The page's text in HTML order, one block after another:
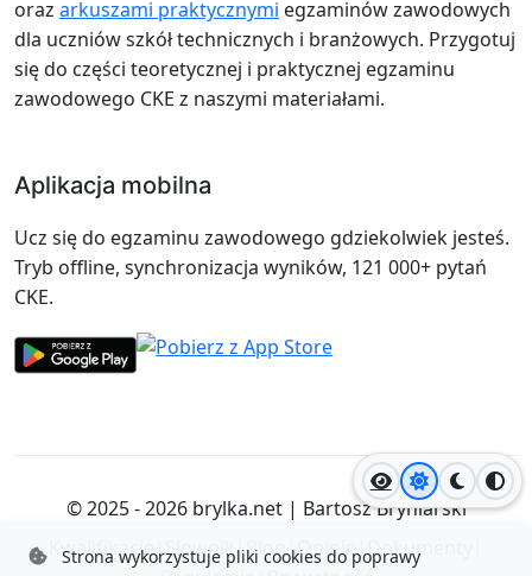
Jasny motyw
Ciemny
oraz arkuszami praktycznymi egzaminów zawodowych
dla uczniów szkół technicznych i branżowych. Przygotuj
się do części teoretycznej i praktycznej egzaminu
zawodowego CKE z naszymi materiałami.
Aplikacja mobilna
Ucz się do egzaminu zawodowego gdziekolwiek jesteś.
Tryb offline, synchronizacja wyników, 121 000+ pytań
CKE.
© 2025 - 2026 brylka.net| Bartosz Bryniarski
Kwalifikacje|Słownik|Blog|Opinie|Dokumenty
Strona wykorzystuje pliki cookies do poprawy